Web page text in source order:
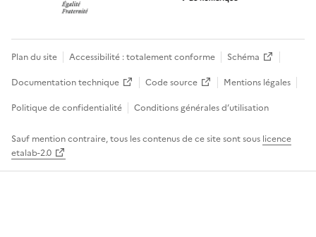
Plan du site Accessibilité : totalement conforme
Schéma
Documentation technique
Code source
Mentions légales
Politique de confidentialité
Conditions générales d’utilisation
Sauf mention contraire, tous les contenus de ce site sont sous licence
etalab-2.0